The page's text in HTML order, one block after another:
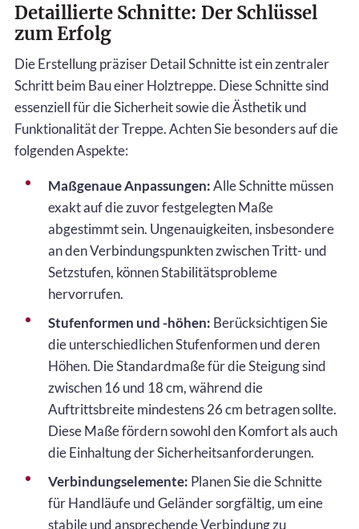
Detaillierte Schnitte: Der Schlüssel
zum Erfolg
Die Erstellung präziser Detail Schnitte ist ein zentraler
Schritt beim Bau einer Holztreppe. Diese Schnitte sind
essenziell für die Sicherheit sowie die Ästhetik und
Funktionalität der Treppe. Achten Sie besonders auf die
folgenden Aspekte:
Maßgenaue Anpassungen:Alle Schnitte müssen
exakt auf die zuvor festgelegten Maße
abgestimmt sein. Ungenauigkeiten, insbesondere
an den Verbindungspunkten zwischen Tritt- und
Setzstufen, können Stabilitätsprobleme
hervorrufen.
Stufenformen und -höhen: Berücksichtigen Sie
die unterschiedlichen Stufenformen und deren
Höhen. Die Standardmaße für die Steigung sind
zwischen 16 und 18 cm, während die
Auftrittsbreite mindestens 26 cm betragen sollte.
Diese Maße fördern sowohl den Komfort als auch
die Einhaltung der Sicherheitsanforderungen.
Verbindungselemente: Planen Sie die Schnitte
für Handläufe und Geländer sorgfältig, um eine
stabile und ansprechende Verbindung zu